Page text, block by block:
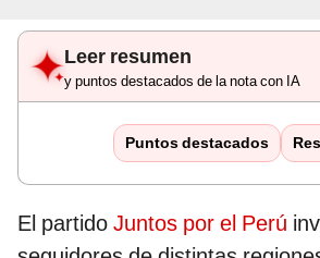
Leer resumen
y puntos destacados de la nota con IA
Puntos destacados
El partido Juntos por el Perú